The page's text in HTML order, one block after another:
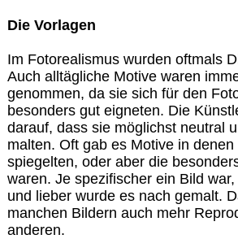
Die Vorlagen
Im Fotorealismus wurden oftmals
Auch alltägliche Motive waren
genommen, da sie sich für den
besonders gut eigneten. Die
darauf, dass sie möglichst neutral
malten. Oft gab es Motive in
spiegelten, oder aber die
waren. Je spezifischer ein Bild
und lieber wurde es nach gemalt.
manchen Bildern auch mehr
anderen.